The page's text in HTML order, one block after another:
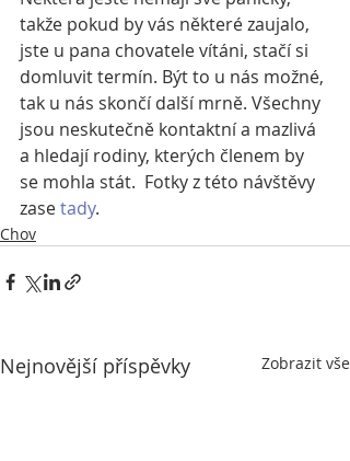
takže pokud by vás některé zaujalo,
jste u pana chovatele vítáni, stačí si
domluvit termín. Být to u nás možné,
tak u nás skončí další mrně. Všechny
jsou neskutečně kontaktní a mazlivá
a hledají rodiny, kterých členem by
se mohla stát.  Fotky z této návštěvy
zase tady.
Chov
Nejnovější příspěvky Zobrazit vše